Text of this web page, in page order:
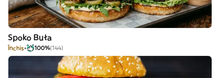
Spoko Buła
Închis 100%(144)